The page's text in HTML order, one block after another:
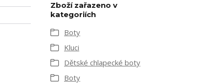
Zboží zařazeno v
kategoriích
Boty
Kluci
Dětské chlapecké boty
Boty